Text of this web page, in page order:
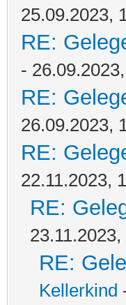
25.09.2023,
RE:
-
RE:
26.09.2023,
RE:
22.11.2023,
RE:
RE:
Kellerkind